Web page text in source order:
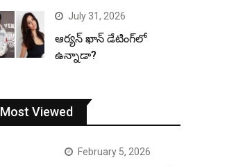
July 31, 2026
ఆర్యన్ ఖాన్ డేటింగ్‌లో
ఉన్నాడా?
Most Viewed
February 5, 2026